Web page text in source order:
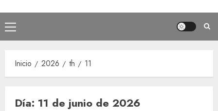
Menú
principal
Inicio 2026 th 11
Día: 11 de junio de 2026